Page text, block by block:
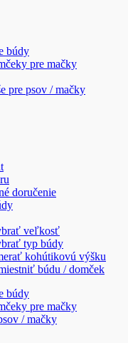
búdy
pre mačky
pre psov / mačky
doručenie
veľkosť
typ búdy
kohútikovú výšku
búdu / domček
búdy
pre mačky
/ mačky